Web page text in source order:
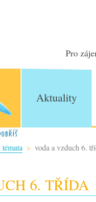
Pro
Aktuality
voda a vzduch 6.
6. TŘÍDA